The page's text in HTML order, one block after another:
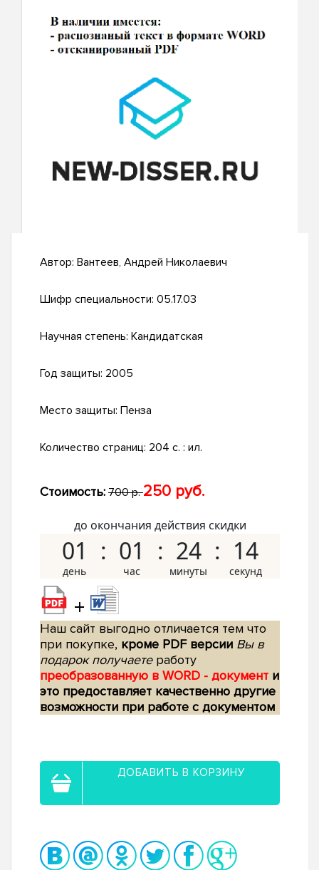
Автор: Вантеев, Андрей Николаевич
Шифр специальности: 05.17.03
Научная степень: Кандидатская
Год защиты: 2005
Место защиты: Пенза
Количество страниц: 204 с. : ил.
Стоимость: 700 р.250 руб.
до окончания действия скидки
01 01 24 13
+
Наш сайт выгодно отличается тем что
при покупке, кроме PDF версии Вы в
подарок получаетеработу
преобразованную в WORD - документ и
это предоставляет качественно другие
возможности при работе с документом
ДОБАВИТЬ В КОРЗИНУ